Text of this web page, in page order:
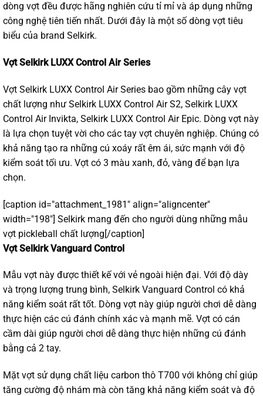
dòng vợt đều được hãng nghiên cứu tỉ mỉ và áp dụng những
công nghệ tiên tiến nhất. Dưới đây là một số dòng vợt tiêu
biểu của brand Selkirk.
Vợt Selkirk LUXX Control Air Series
Vợt Selkirk LUXX Control Air Series bao gồm những cây vợt
chất lượng như Selkirk LUXX Control Air S2, Selkirk LUXX
Control Air Invikta, Selkirk LUXX Control Air Epic. Dòng vợt này
là lựa chọn tuyệt vời cho các tay vợt chuyên nghiệp. Chúng có
khả năng tạo ra những cú xoáy rất êm ái, sức mạnh với độ
kiểm soát tối ưu. Vợt có 3 màu xanh, đỏ, vàng để bạn lựa
chọn.
[caption id="attachment_1981" align="aligncenter"
width="198"] Selkirk mang đến cho người dùng những mẫu
vợt pickleball chất lượng[/caption]
Vợt Selkirk Vanguard Control
Mẫu vợt này được thiết kế với vẻ ngoài hiện đại. Với độ dày
và trọng lượng trung bình, Selkirk Vanguard Control có khả
năng kiểm soát rất tốt. Dòng vợt này giúp người chơi dễ dàng
thực hiện các cú đánh chính xác và mạnh mẽ. Vợt có cán
cầm dài giúp người chơi dễ dàng thực hiện những cú đánh
bằng cả 2 tay.
Mặt vợt sử dụng chất liệu carbon thô T700 với không chỉ giúp
tăng cường độ nhám mà còn tăng khả năng kiểm soát và độ